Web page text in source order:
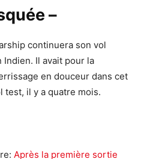
–
continuera son vol
Indien. Il avait pour la
en douceur dans cet
test, il y a quatre mois.
Après la première sortie